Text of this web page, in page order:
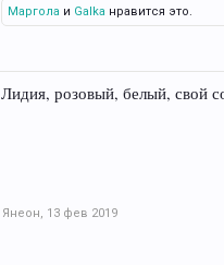
Маргола и Galka нравится это.
Лидия, розовый, белый, свой
Янеон, 13 фев 2019